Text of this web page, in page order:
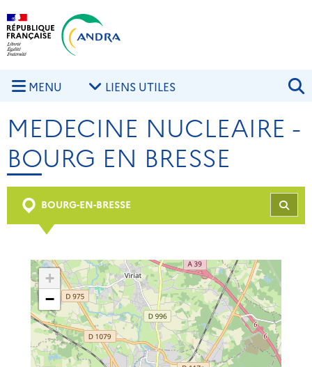
Aller au contenu principal
MENU LIENS UTILES
MEDECINE NUCLEAIRE -
BOURG EN BRESSE
BOURG-EN-BRESSE
+
−